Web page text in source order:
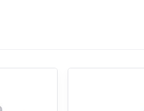
et rendre les interventions